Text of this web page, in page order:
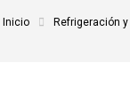
Inicio Refrigeración